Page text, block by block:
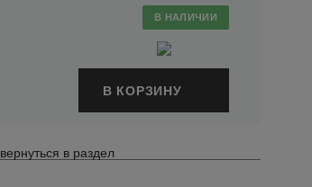
В НАЛИЧИИ
В КОРЗИНУ
вернуться в раздел